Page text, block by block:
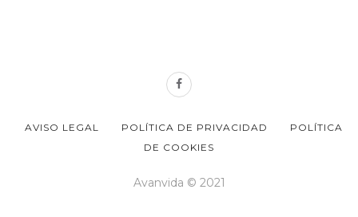
AVISO LEGAL POLÍTICA DE PRIVACIDAD
POLÍTICA
DE COOKIES
Avanvida © 2021